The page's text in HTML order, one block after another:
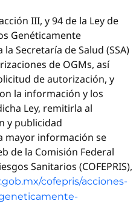
III, y 94 de la Ley de
Genéticamente
Secretaría de Salud (SSA)
de OGMs, así
de autorización, y
la información y los
Ley, remitirla al
y publicidad
mayor información se
de la Comisión Federal
Sanitarios (COFEPRIS),
cofepris/acciones-